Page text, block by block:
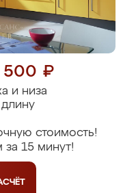
500 ₽
и низа
длину
стоимость!
15 минут!